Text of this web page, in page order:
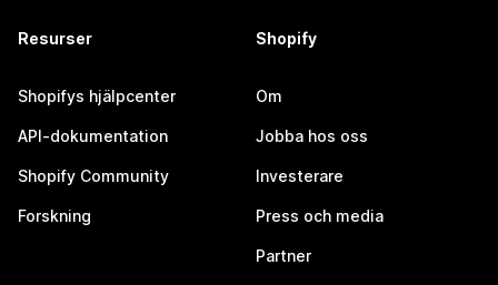
Resurser
Shopifys hjälpcenter
API-dokumentation
Shopify Community
Forskning
Shopify
Om
Jobba hos oss
Investerare
Press och media
Partner